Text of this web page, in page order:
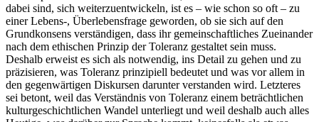
dabei sind, sich weiterzuentwickeln, ist es – wie schon so oft – zu
einer Lebens-, Überlebensfrage geworden, ob sie sich auf den
Grundkonsens verständigen, dass ihr gemeinschaftliches Zueinander
nach dem ethischen Prinzip der Toleranz gestaltet sein muss.
Deshalb erweist es sich als notwendig, ins Detail zu gehen und zu
präzisieren, was Toleranz prinzipiell bedeutet und was vor allem in
den gegenwärtigen Diskursen darunter verstanden wird. Letzteres
sei betont, weil das Verständnis von Toleranz einem beträchtlichen
kulturgeschichtlichen Wandel unterliegt und weil deshalb auch alles